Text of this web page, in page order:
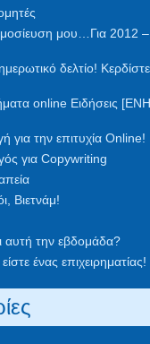
μου…Για 2012
δελτίο!
online Ειδήσεις
για την επιτυχία Online!
για Copywriting
Βιετνάμ!
αυτή την εβδομάδα?
ένας επιχειρηματίας!